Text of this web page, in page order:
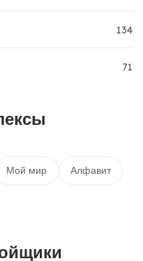
134
71
Мой мир Алфавит